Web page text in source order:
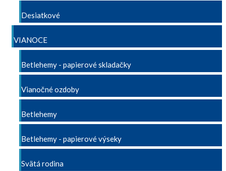
Desiatkové
VIANOCE
Betlehemy - papierové skladačky
Vianočné ozdoby
Betlehemy
Betlehemy - papierové výseky
Svätá rodina